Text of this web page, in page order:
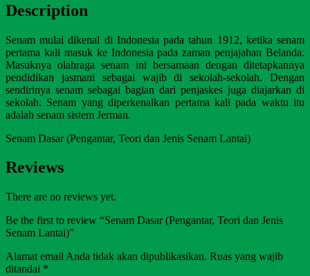
Description
Senam mulai dikenal di Indonesia pada tahun 1912, ketika senam
pertama kali masuk ke Indonesia pada zaman penjajahan Belanda.
Masuknya olahraga senam ini bersamaan dengan ditetapkannya
pendidikan jasmani sebagai wajib di sekolah-sekolah. Dengan
sendirinya senam sebagai bagian dari penjaskes juga diajarkan di
sekolah. Senam yang diperkenalkan pertama kali pada waktu itu
adalah senam sistem Jerman.
Senam Dasar (Pengantar, Teori dan Jenis Senam Lantai)
Reviews
There are no reviews yet.
Be the first to review “Senam Dasar (Pengantar, Teori dan Jenis
Senam Lantai)”
Alamat email Anda tidak akan dipublikasikan. Ruas yang wajib
ditandai *